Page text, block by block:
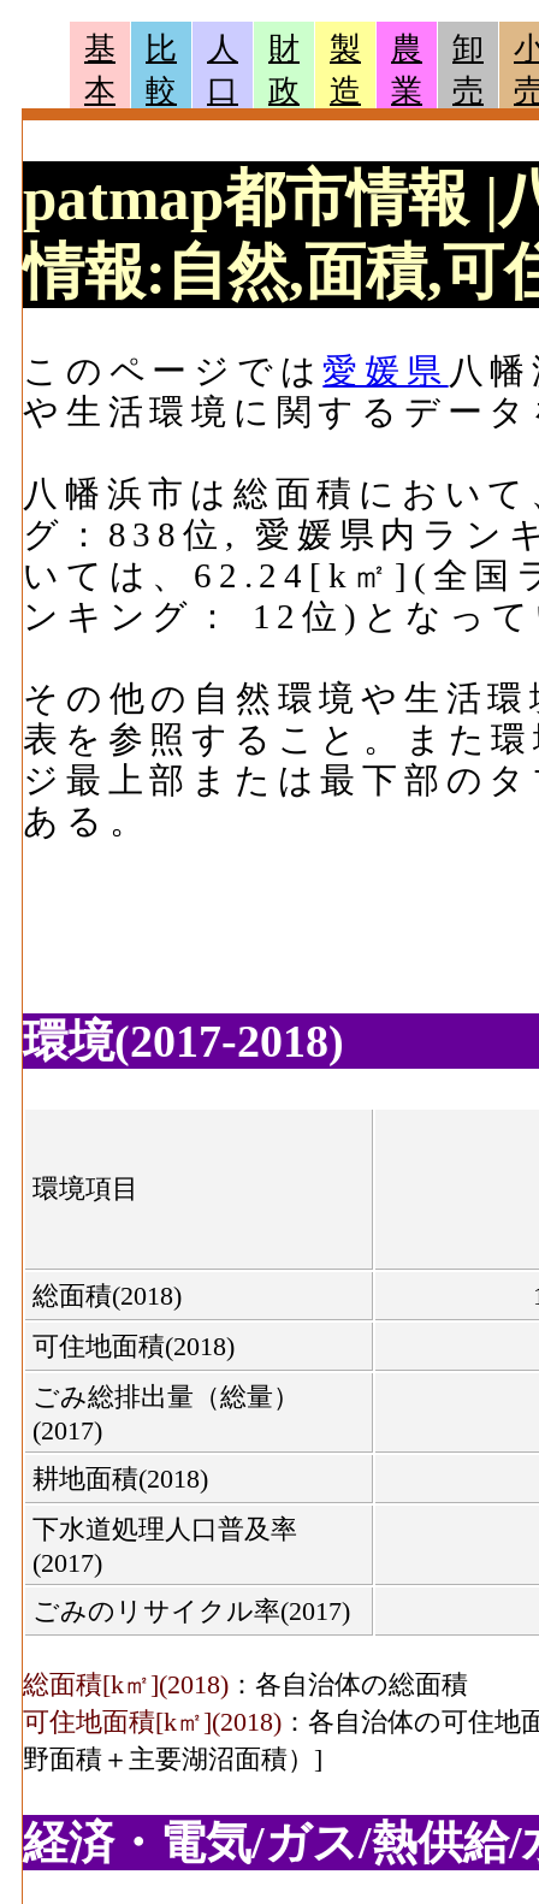
基
本
比
較
人
口
財
政
製
造
農
業
卸
売
patmap都市情報 |
情報:自然,面積,可
このページでは 愛媛県 八
や生活環境に関するデー
八幡浜市は総面積におい
グ：838位, 愛媛県内ラン
いては、62.24[k㎡](全国
ンキング： 12位)となっ
その他の自然環境や生活
表を参照すること。また
ジ最上部または最下部の
ある。
環境(2017-2018)
環境項目
総面積(2018)
可住地面積(2018)
ごみ総排出量（総量）
(2017)
耕地面積(2018)
下水道処理人口普及率
(2017)
ごみのリサイクル率(2017)
総面積[k㎡](2018) ：各自治体の総面積
可住地面積[k㎡](2018) ：各自治体の可住
野面積＋主要湖沼面積）]
経済・電気/ガス/熱供給/